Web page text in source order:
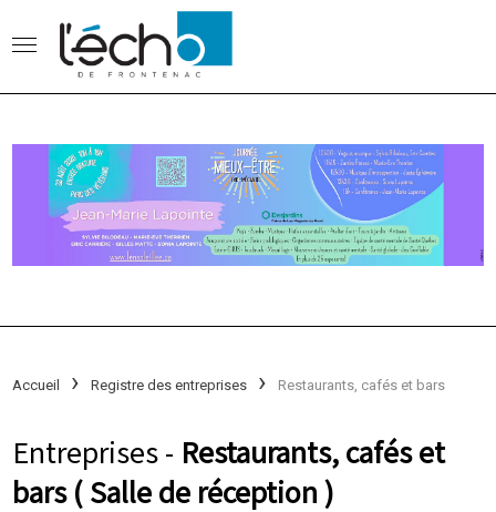
Accueil Registre des entreprises Restaurants, cafés et bars
Entreprises - Restaurants, cafés et
bars ( Salle de réception )